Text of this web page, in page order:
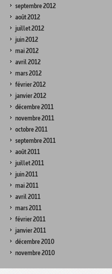
septembre 2012
août 2012
juillet 2012
juin 2012
mai 2012
avril 2012
mars 2012
février 2012
janvier 2012
décembre 2011
novembre 2011
octobre 2011
septembre 2011
août 2011
juillet 2011
juin 2011
mai 2011
avril 2011
mars 2011
février 2011
janvier 2011
décembre 2010
novembre 2010